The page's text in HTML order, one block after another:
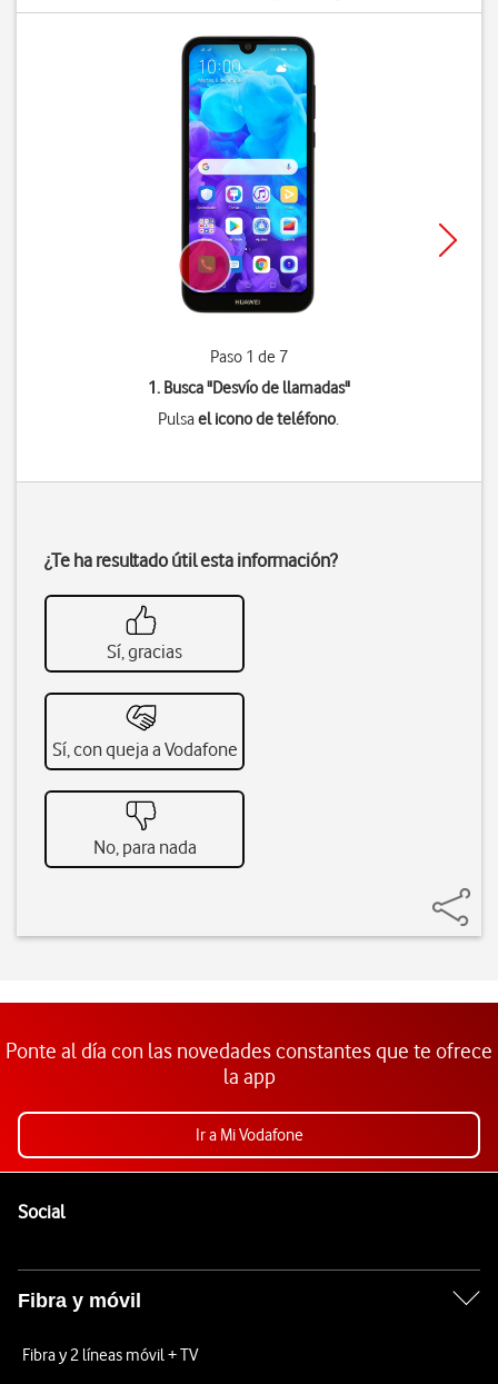
Paso 1 de 7
1. Busca "Desvío de llamadas"
Pulsael icono de teléfono.
¿Te ha resultado útil esta información?
Sí, gracias
Sí, con queja a Vodafone
No, para nada
Ponte al día con las novedades constantes que te ofrece
la app
Ir a Mi Vodafone
SocialEnlaces a las redes sociales de Vodafone
Fibra y móvil
Fibra y 2 líneas móvil + TV